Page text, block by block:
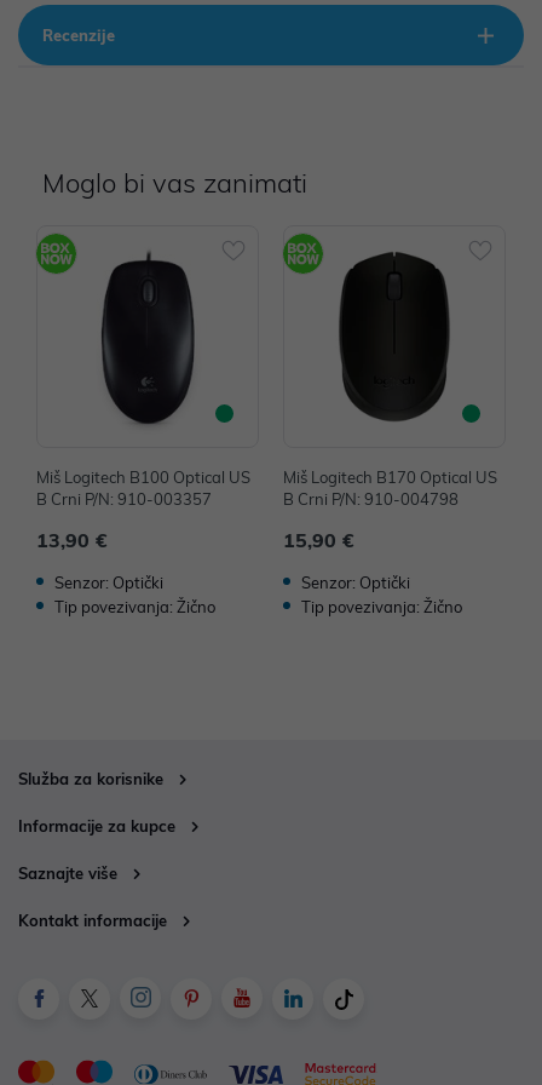
Recenzije
Moglo bi vas zanimati
Miš Logitech B100 Optical US
B Crni P/N: 910-003357
13,90 €
Senzor: Optički
Tip povezivanja: Žično
Miš Logitech B170 Optical US
B Crni P/N: 910-004798
15,90 €
Senzor: Optički
Tip povezivanja: Žično
Služba za korisnike
Informacije za kupce
Saznajte više
Kontakt informacije